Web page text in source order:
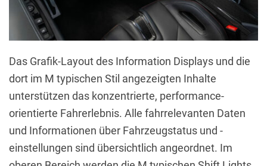
Das Grafik-Layout des Information Displays und die
dort im M typischen Stil angezeigten Inhalte
unterstützen das konzentrierte, performance-
orientierte Fahrerlebnis. Alle fahrrelevanten Daten
und Informationen über Fahrzeugstatus und -
einstellungen sind übersichtlich angeordnet. Im